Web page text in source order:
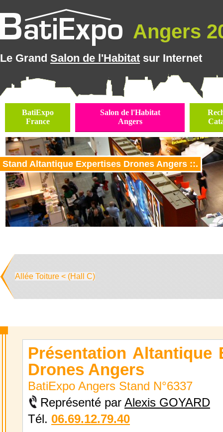
Angers
Le Grand Salon de l'Habitat sur Internet
BatiExpo
France
Salon de l'Habitat
Angers
Stand Altantique Expertises Drones Angers ::.
Allée Toiture < (Hall C)
Présentation Altantique
Drones Angers
BatiExpo Angers Stand N°6337
Représenté par Alexis GOYARD
Tél. 06.69.12.79.40